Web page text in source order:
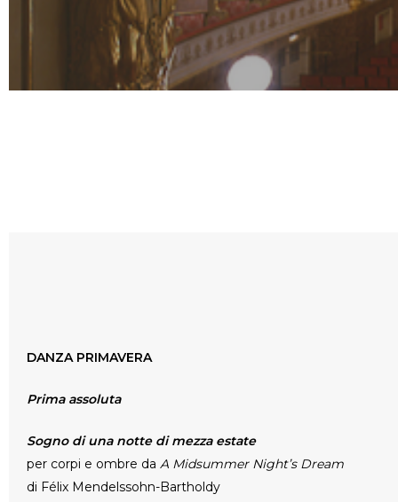
DANZA PRIMAVERA
Prima assoluta
Sogno di una notte di mezza estate
per corpi e ombre da A Midsummer Night’s Dream
di Félix Mendelssohn-Bartholdy